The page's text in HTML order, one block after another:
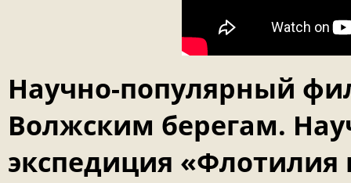
Научно-популярный
Волжским берегам.
экспедиция «Флотилия